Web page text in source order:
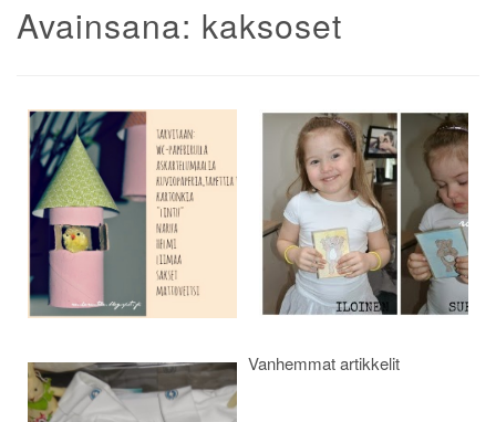
Avainsana: kaksoset
Artikkelien
selaus
Vanhemmat artikkelit